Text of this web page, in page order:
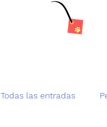
Todas las entradas